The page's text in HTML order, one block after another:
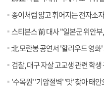
종이처럼 얇고 휘어지는 전자소
스티븐스 前 대사 "일본군 위안
北 모란봉 공연서 '할리우드 영화
검찰, 대구 자살 고교생 관련 학
'수목원' '기암절벽' '맛' 찾아 태안으